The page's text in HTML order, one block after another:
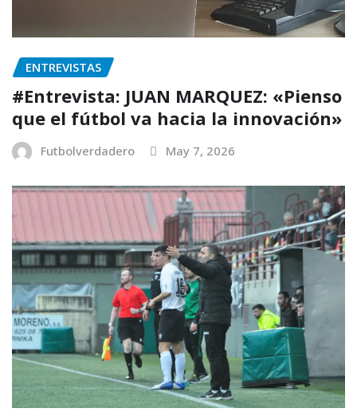
ENTREVISTAS
#Entrevista: JUAN MARQUEZ: «Pienso
que el fútbol va hacia la innovación»
Futbolverdadero May 7, 2026